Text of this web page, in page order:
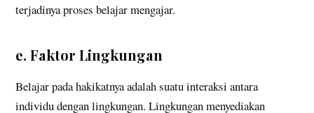
terjadinya proses belajar mengajar.
e. Faktor Lingkungan
Belajar pada hakikatnya adalah suatu interaksi antara
individu dengan lingkungan. Lingkungan menyediakan